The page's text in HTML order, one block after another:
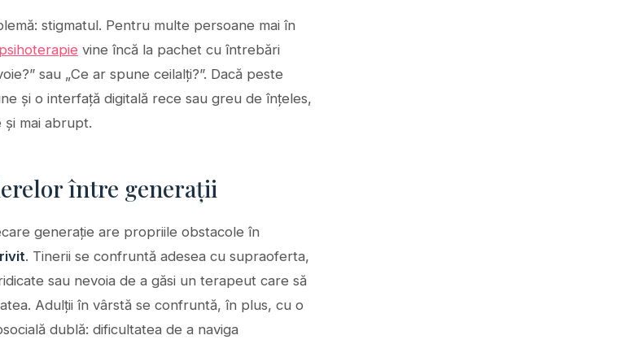
stigmatul. Pentru multe persoane mai în
psihoterapie vine încă la pachet cu întrebări
sau „Ce ar spune ceilalți?”. Dacă peste
și o interfață digitală rece sau greu de înțeles,
mai abrupt.
între generații
generație are propriile obstacole în
. Tinerii se confruntă adesea cu supraoferta,
sau nevoia de a găsi un terapeut care să
Adulții în vârstă se confruntă, în plus, cu o
dublă: dificultatea de a naviga